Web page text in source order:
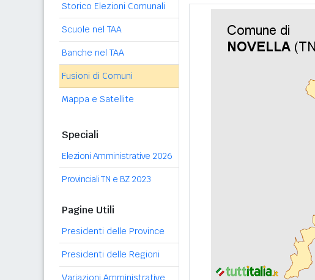
Storico Elezioni Comunali
Scuole nel TAA
Banche nel TAA
Fusioni di Comuni
Mappa e Satellite
Speciali
Elezioni Amministrative 2026
Provinciali TN e BZ 2023
Pagine Utili
Presidenti delle Province
Presidenti delle Regioni
Variazioni Amministrative